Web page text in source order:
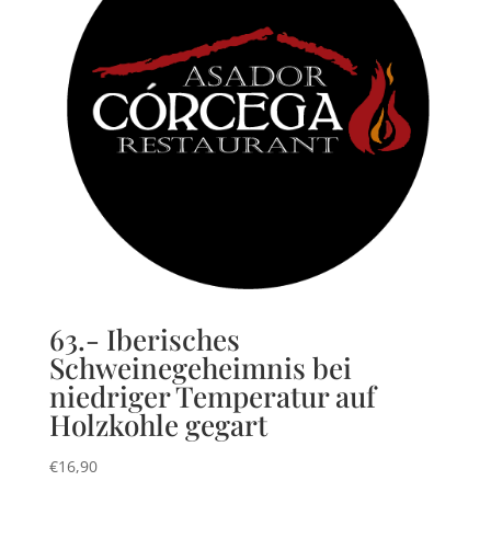
63.- Iberisches
Schweinegeheimnis bei
niedriger Temperatur auf
Holzkohle gegart
€16,90